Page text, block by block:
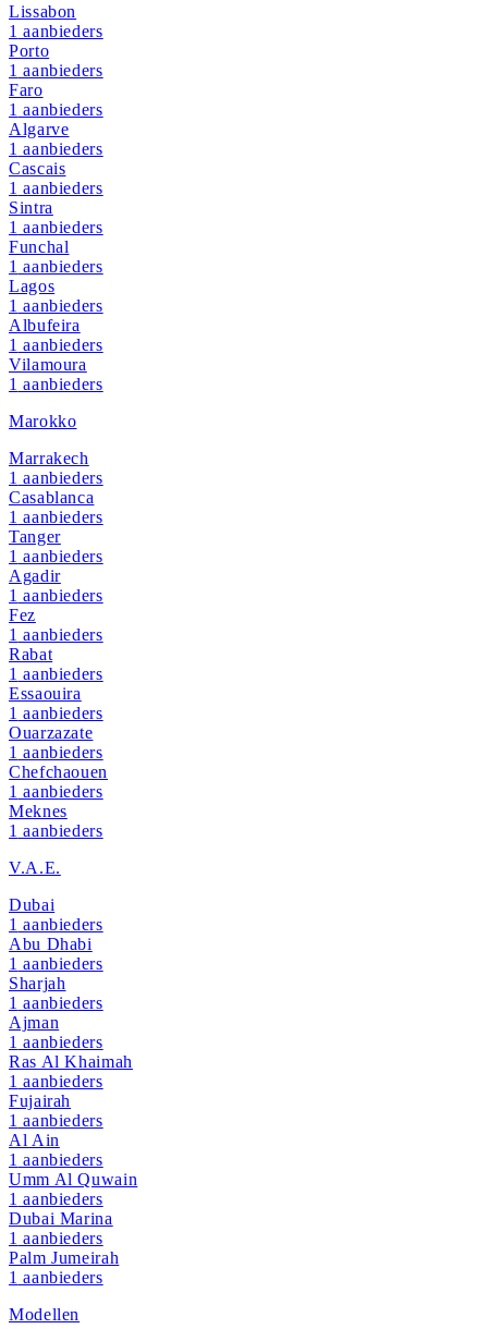
Lissabon
1 aanbieders
Porto
1 aanbieders
Faro
1 aanbieders
Algarve
1 aanbieders
Cascais
1 aanbieders
Sintra
1 aanbieders
Funchal
1 aanbieders
Lagos
1 aanbieders
Albufeira
1 aanbieders
Vilamoura
1 aanbieders
Marokko
Marrakech
1 aanbieders
Casablanca
1 aanbieders
Tanger
1 aanbieders
Agadir
1 aanbieders
Fez
1 aanbieders
Rabat
1 aanbieders
Essaouira
1 aanbieders
Ouarzazate
1 aanbieders
Chefchaouen
1 aanbieders
Meknes
1 aanbieders
V.A.E.
Dubai
1 aanbieders
Abu Dhabi
1 aanbieders
Sharjah
1 aanbieders
Ajman
1 aanbieders
Ras Al Khaimah
1 aanbieders
Fujairah
1 aanbieders
Al Ain
1 aanbieders
Umm Al Quwain
1 aanbieders
Dubai Marina
1 aanbieders
Palm Jumeirah
1 aanbieders
Modellen